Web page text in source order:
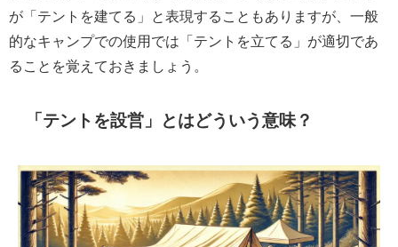
が「テントを建てる」と表現することもありますが、一般
的なキャンプでの使用では「テントを立てる」が適切であ
ることを覚えておきましょう。
「テントを設営」とはどういう意味？